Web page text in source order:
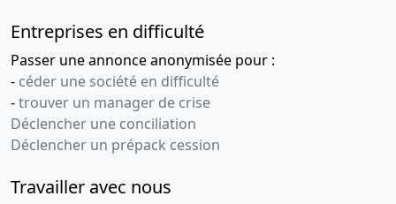
Entreprises en difficulté
Passer une annonce anonymisée pour :
- céder une société en difficulté
-trouver un manager de crise
Déclencher une conciliation
Déclencher un prépack cession
Travailler avec nous